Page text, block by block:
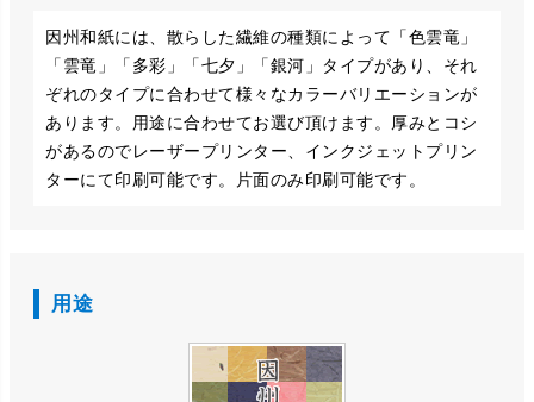
因州和紙には、散らした繊維の種類によって「色雲竜」
「雲竜」「多彩」「七夕」「銀河」タイプがあり、それ
ぞれのタイプに合わせて様々なカラーバリエーションが
あります。用途に合わせてお選び頂けます。厚みとコシ
があるのでレーザープリンター、インクジェットプリン
ターにて印刷可能です。片面のみ印刷可能です。
用途